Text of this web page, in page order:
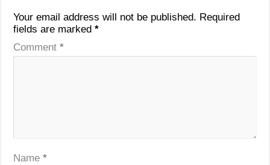
Your email address will not be published. Required
fields are marked*
Comment*
Name*